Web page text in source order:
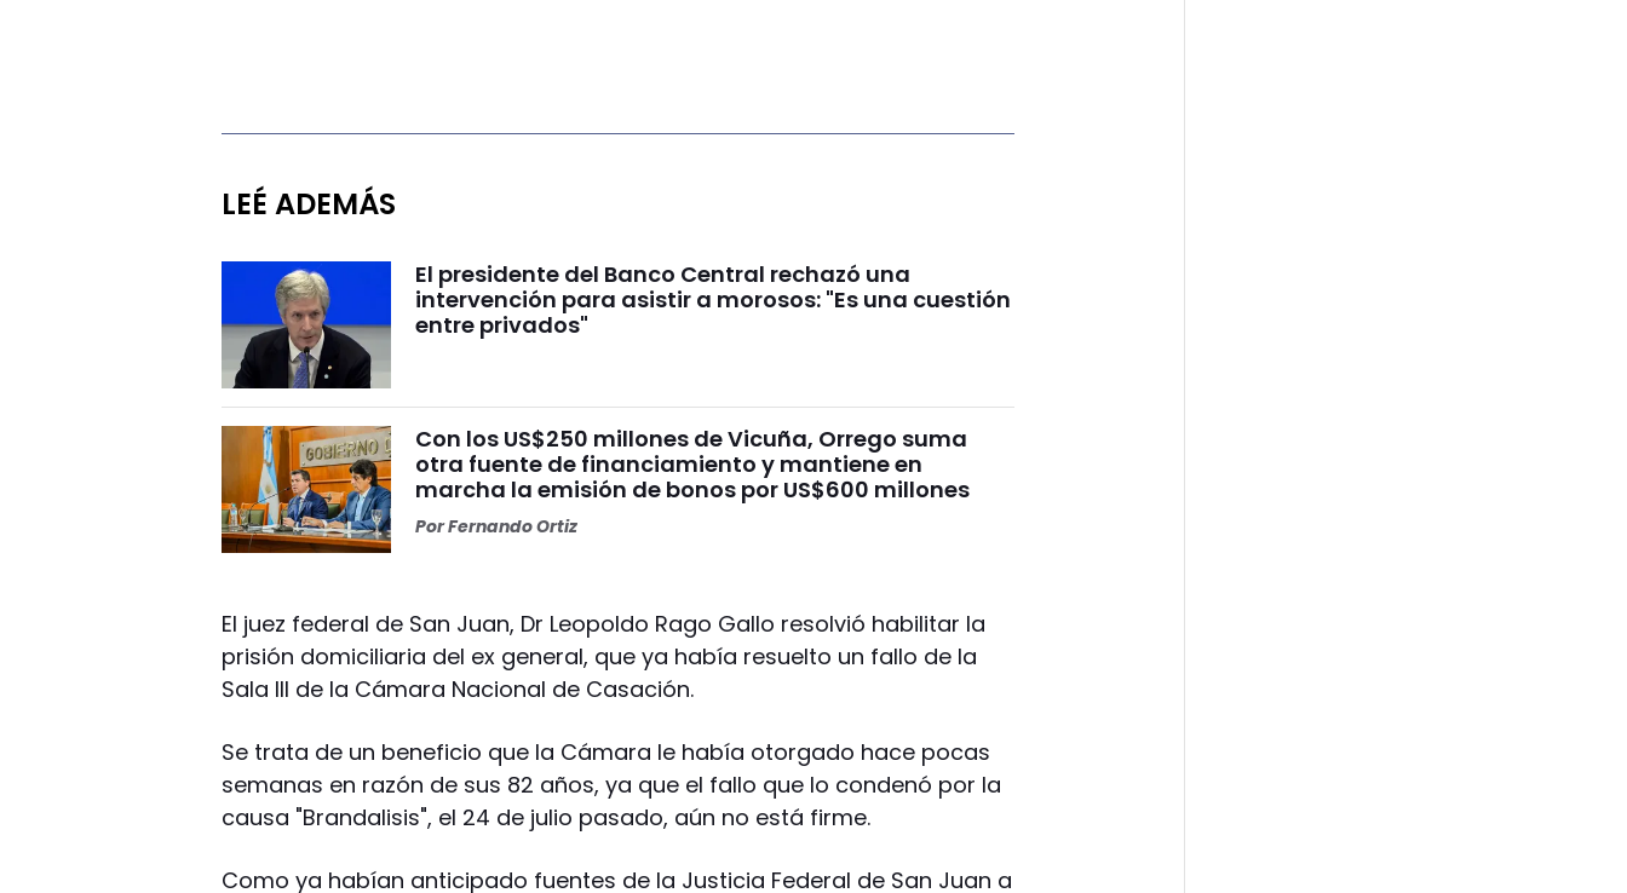
LEÉ ADEMÁS
El presidente del Banco Central rechazó una
intervención para asistir a morosos: "Es una cuestión
entre privados"
Con los US$250 millones de Vicuña, Orrego suma
otra fuente de financiamiento y mantiene en
marcha la emisión de bonos por US$600 millones
PorFernando Ortiz
El juez federal de San Juan, Dr Leopoldo Rago Gallo resolvió habilitar la
prisión domiciliaria del ex general, que ya había resuelto un fallo de la
Sala III de la Cámara Nacional de Casación.
Se trata de un beneficio que la Cámara le había otorgado hace pocas
semanas en razón de sus 82 años, ya que el fallo que lo condenó por la
causa "Brandalisis", el 24 de julio pasado, aún no está firme.
Como ya habían anticipado fuentes de la Justicia Federal de San Juan a